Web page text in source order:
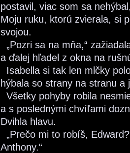
postavil, viac som sa
Moju ruku, ktorú zvierala, si
svojou.
„Pozri sa na mňa,“
a ďalej hľadel z okna na
Isabella si tak len mlčky
hýbala so strany na stranu a
Všetky pohyby robila
a s poslednými chvíľami
Dvihla hlavu.
„Prečo mi to robíš,
Anthony.“